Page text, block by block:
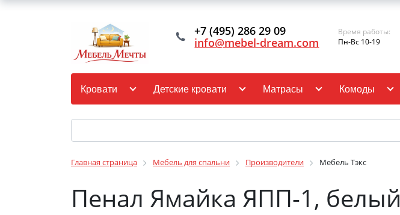
+7 (495) 286 29 09
info@mebel-dream.com
Время работы:
Пн-Вс 10-19
Кровати Детские кровати Матрасы Комоды
Главная страница Мебель для спальни Производители Мебель Тэкс
Пенал Ямайка ЯПП-1, белый